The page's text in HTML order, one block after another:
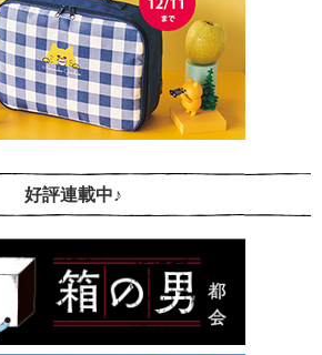
好評連載中♪